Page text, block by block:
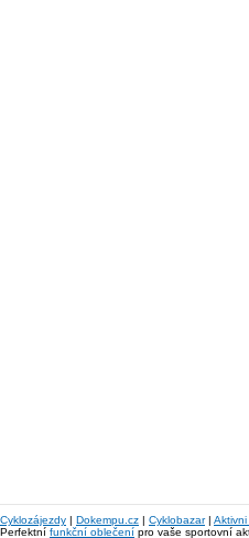
Cyklozájezdy | Dokempu.cz | Cyklobazar|
Perfektní funkční oblečení pro vaše sportovní